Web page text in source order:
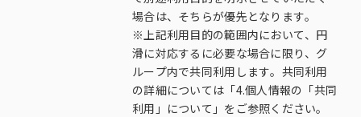
場合は、そちらが優先となります。
※上記利用目的の範囲内において、円
滑に対応するに必要な場合に限り、グ
ループ内で共同利用します。共同利用
の詳細については「4.個人情報の「共同
利用」について」をご参照ください。